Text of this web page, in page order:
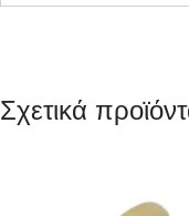
Σχετικά